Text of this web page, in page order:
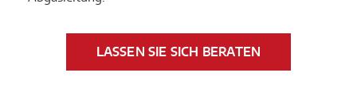
LASSEN SIE SICH BERATEN